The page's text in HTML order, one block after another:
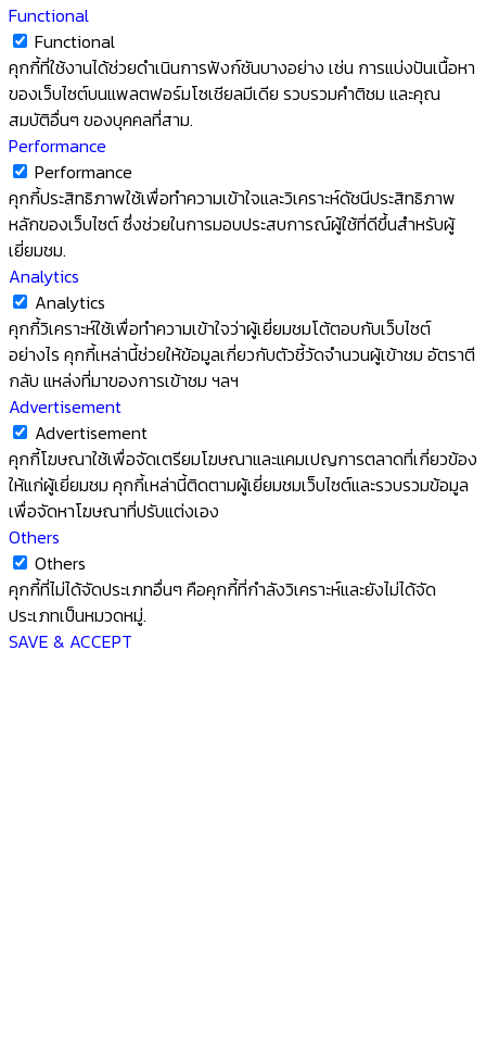
Functional
Functional
คุกกี้ที่ใช้งานได้ช่วยดำเนินการฟังก์ชันบางอย่าง เช่น การแบ่งปันเนื้อหา
ของเว็บไซต์บนแพลตฟอร์มโซเชียลมีเดีย รวบรวมคำติชม และคุณ
สมบัติอื่นๆ ของบุคคลที่สาม.
Performance
Performance
คุกกี้ประสิทธิภาพใช้เพื่อทำความเข้าใจและวิเคราะห์ดัชนีประสิทธิภาพ
หลักของเว็บไซต์ ซึ่งช่วยในการมอบประสบการณ์ผู้ใช้ที่ดีขึ้นสำหรับผู้
เยี่ยมชม.
Analytics
Analytics
คุกกี้วิเคราะห์ใช้เพื่อทำความเข้าใจว่าผู้เยี่ยมชมโต้ตอบกับเว็บไซต์
อย่างไร คุกกี้เหล่านี้ช่วยให้ข้อมูลเกี่ยวกับตัวชี้วัดจำนวนผู้เข้าชม อัตราตี
กลับ แหล่งที่มาของการเข้าชม ฯลฯ
Advertisement
Advertisement
คุกกี้โฆษณาใช้เพื่อจัดเตรียมโฆษณาและแคมเปญการตลาดที่เกี่ยวข้อง
ให้แก่ผู้เยี่ยมชม คุกกี้เหล่านี้ติดตามผู้เยี่ยมชมเว็บไซต์และรวบรวมข้อมูล
เพื่อจัดหาโฆษณาที่ปรับแต่งเอง
Others
Others
คุกกี้ที่ไม่ได้จัดประเภทอื่นๆ คือคุกกี้ที่กำลังวิเคราะห์และยังไม่ได้จัด
ประเภทเป็นหมวดหมู่.
SAVE & ACCEPT